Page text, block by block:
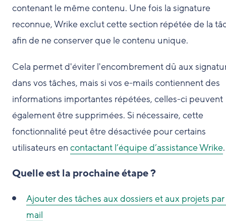
contenant le même contenu. Une fois la signature
reconnue, Wrike exclut cette section répétée de la
afin de ne conserver que le contenu unique.
Cela permet d'éviter l'encombrement dû aux
dans vos tâches, mais si vos e-mails contiennent des
informations importantes répétées, celles-ci peuvent
également être supprimées. Si nécessaire, cette
fonctionnalité peut être désactivée pour certains
utilisateurs en contactant l’équipe d’assistance Wrike.
Quelle est la prochaine étape ?
Ajouter des tâches aux dossiers et aux projets
mail